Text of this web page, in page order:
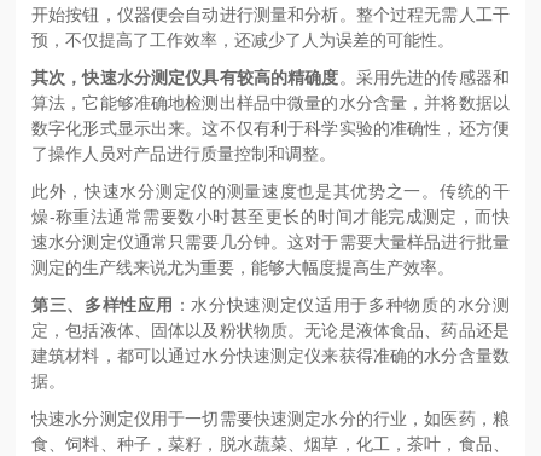
开始按钮，仪器便会自动进行测量和分析。整个过程无需人工干
预，不仅提高了工作效率，还减少了人为误差的可能性。
其次，快速水分测定仪具有较高的精确度。采用先进的传感器和
算法，它能够准确地检测出样品中微量的水分含量，并将数据以
数字化形式显示出来。这不仅有利于科学实验的准确性，还方便
了操作人员对产品进行质量控制和调整。
此外，快速水分测定仪的测量速度也是其优势之一。传统的干
燥-称重法通常需要数小时甚至更长的时间才能完成测定，而快
速水分测定仪通常只需要几分钟。这对于需要大量样品进行批量
测定的生产线来说尤为重要，能够大幅度提高生产效率。
第三、多样性应用 ：水分快速测定仪适用于多种物质的水分测
定，包括液体、固体以及粉状物质。无论是液体食品、药品还是
建筑材料，都可以通过水分快速测定仪来获得准确的水分含量数
据。
快速水分测定仪用于一切需要快速测定水分的行业，如医药，粮
食、饲料、种子，菜籽，脱水蔬菜、烟草，化工，茶叶，食品、